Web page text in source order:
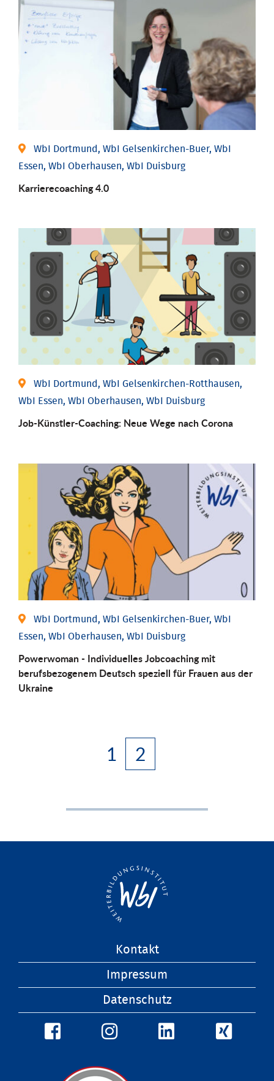
WbI Dortmund, WbI Gelsenkirchen-Buer, WbI
Essen, WbI Oberhausen, WbI Duisburg
Karriere­coaching 4.0
WbI Dortmund, WbI Gelsenkirchen-Rotthausen,
WbI Essen, WbI Oberhausen, WbI Duisburg
Job-Künstler-Coaching: Neue Wege nach Corona
WbI Dortmund, WbI Gelsenkirchen-Buer, WbI
Essen, WbI Oberhausen, WbI Duisburg
Powerwoman - Individuelles Jobcoaching mit
berufsbezogenem Deutsch speziell für Frauen aus der
Ukraine
1 2
Kontakt
Impressum
Datenschutz